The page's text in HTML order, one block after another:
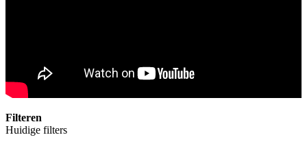
Filteren
Huidige filters